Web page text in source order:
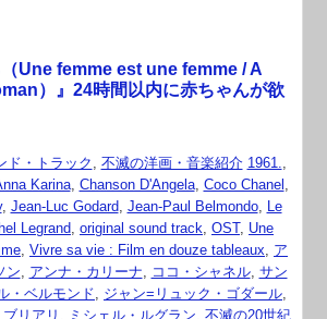
（Une femme est une femme / A
）』24時間以内に赤ちゃんが欲
ド・トラック , 不滅の洋画・音楽紹介 1961.,
Karina, Chanson D'Angela, Coco Chanel ,
, Jean-Luc Godard, Jean-Paul Belmondo, Le
Legrand, original sound track, OST, Une
, Vivre sa vie : Film en douze tableaux, ア
ン, アンナ・カリーナ, ココ・シャネル, サン
・ベルモンド, ジャン=リュック・ゴダール,
リアリ , ミシェル・ルグラン, 不滅の20世紀